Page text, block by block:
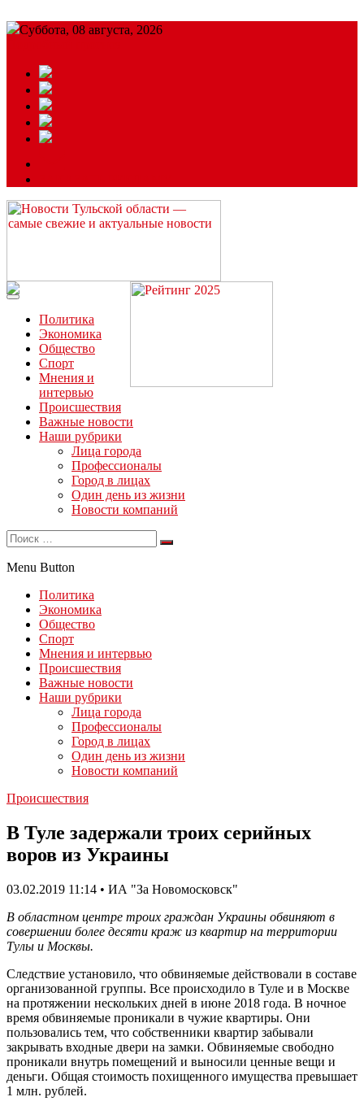
Суббота, 08 августа, 2026
Читайте последние новости дня в Тульской области на сайте
“ЗаНовомосковск”
Политика
Экономика
Общество
Спорт
Мнения и
интервью
Происшествия
Важные новости
Наши рубрики
Лица города
Профессионалы
Город в лицах
Один день из жизни
Новости компаний
Menu Button
Политика
Экономика
Общество
Спорт
Мнения и интервью
Происшествия
Важные новости
Наши рубрики
Лица города
Профессионалы
Город в лицах
Один день из жизни
Новости компаний
Происшествия
В Туле задержали троих серийных
воров из Украины
03.02.2019 11:14 • ИА "За Новомосковск"
В областном центре троих граждан Украины обвиняют в
совершении более десяти краж из квартир на территории
Тулы и Москвы.
Следствие установило, что обвиняемые действовали в составе
организованной группы. Все происходило в Туле и в Москве
на протяжении нескольких дней в июне 2018 года. В ночное
время обвиняемые проникали в чужие квартиры. Они
пользовались тем, что собственники квартир забывали
закрывать входные двери на замки. Обвиняемые свободно
проникали внутрь помещений и выносили ценные вещи и
деньги. Общая стоимость похищенного имущества превышает
1 млн. рублей.